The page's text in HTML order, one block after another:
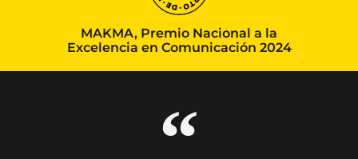
MAKMA, Premio Nacional a la
Excelencia en Comunicación 2024